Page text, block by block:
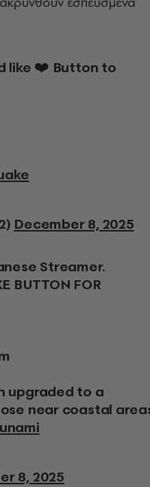
December 8, 2025
Streamer.
BUTTON FOR
upgraded to a
near coastal
8, 2025